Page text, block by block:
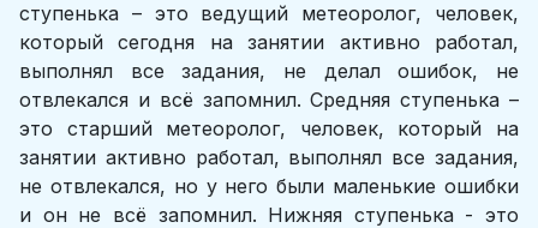
ступенька – это ведущий метеоролог, человек,
который сегодня на занятии активно работал,
выполнял все задания, не делал ошибок, не
отвлекался и всё запомнил. Средняя ступенька –
это старший метеоролог, человек, который на
занятии активно работал, выполнял все задания,
не отвлекался, но у него были маленькие ошибки
и он не всё запомнил. Нижняя ступенька - это